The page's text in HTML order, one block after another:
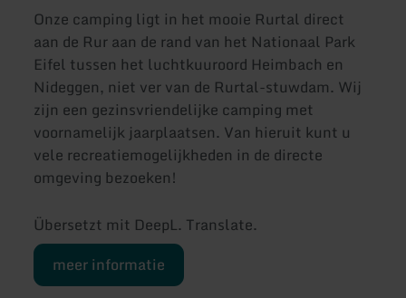
Onze camping ligt in het mooie Rurtal direct
aan de Rur aan de rand van het Nationaal Park
Eifel tussen het luchtkuuroord Heimbach en
Nideggen, niet ver van de Rurtal-stuwdam. Wij
zijn een gezinsvriendelijke camping met
voornamelijk jaarplaatsen. Van hieruit kunt u
vele recreatiemogelijkheden in de directe
omgeving bezoeken!
Übersetzt mit DeepL. Translate.
meer informatie